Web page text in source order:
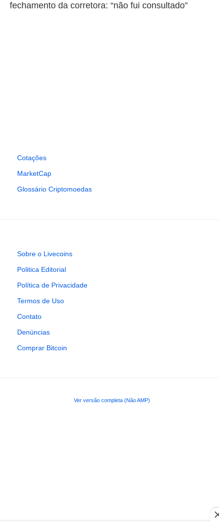
fechamento da corretora: “não fui consultado”
Cotações
MarketCap
Glossário Criptomoedas
Sobre o Livecoins
Politica Editorial
Política de Privacidade
Termos de Uso
Contato
Denúncias
Comprar Bitcoin
Ver versão completa (Não AMP)